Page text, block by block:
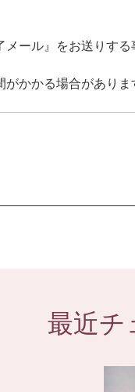
ール』をお送りする
かかる場合がありま
最近チ